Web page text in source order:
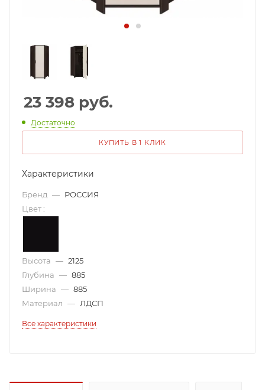
23 398 руб.
Достаточно
КУПИТЬ В 1 КЛИК
Характеристики
Бренд — РОССИЯ
Цвет :
Высота — 2125
Глубина — 885
Ширина — 885
Материал — ЛДСП
Все характеристики